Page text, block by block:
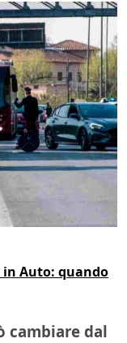
in Auto: quando
cambiare dal